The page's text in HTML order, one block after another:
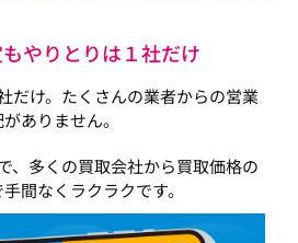
やりとりは１社だけ
だけ。たくさんの業者からの営業
ありません。
、多くの買取会社から買取価格の
間なくラクラクです。